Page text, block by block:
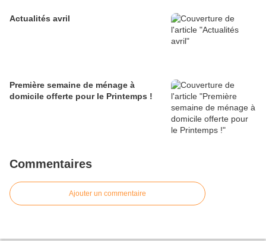
Actualités avril
Première semaine de ménage à
domicile offerte pour le Printemps !
Commentaires
Ajouter un commentaire